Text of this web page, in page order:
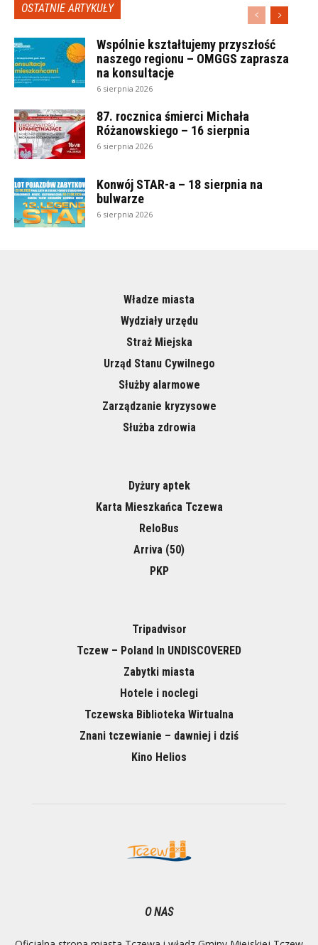
OSTATNIE ARTYKUŁY
Wspólnie kształtujemy przyszłość
naszego regionu – OMGGS zaprasza
na konsultacje
6 sierpnia 2026
87. rocznica śmierci Michała
Różanowskiego – 16 sierpnia
6 sierpnia 2026
Konwój STAR-a – 18 sierpnia na
bulwarze
6 sierpnia 2026
Władze miasta
Wydziały urzędu
Straż Miejska
Urząd Stanu Cywilnego
Służby alarmowe
Zarządzanie kryzysowe
Służba zdrowia
Dyżury aptek
Karta Mieszkańca Tczewa
ReloBus
Arriva (50)
PKP
Tripadvisor
Tczew – Poland In UNDISCOVERED
Zabytki miasta
Hotele i noclegi
Tczewska Biblioteka Wirtualna
Znani tczewianie – dawniej i dziś
Kino Helios
O NAS